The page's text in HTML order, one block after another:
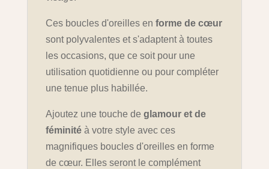
Ces boucles d'oreilles en forme de cœur
sont polyvalentes et s'adaptent à toutes
les occasions, que ce soit pour une
utilisation quotidienne ou pour compléter
une tenue plus habillée.
Ajoutez une touche de glamour et de
féminitéà votre style avec ces
magnifiques boucles d'oreilles en forme
de cœur. Elles seront le complément